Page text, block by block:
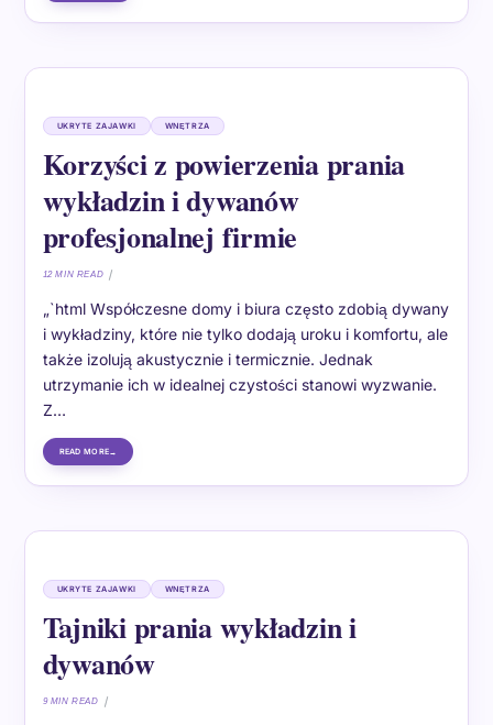
UKRYTE ZAJAWKI WNĘTRZA
Korzyści z powierzenia prania
wykładzin i dywanów
profesjonalnej firmie
12 MIN READ
„`html Współczesne domy i biura często zdobią dywany
i wykładziny, które nie tylko dodają uroku i komfortu, ale
także izolują akustycznie i termicznie. Jednak
utrzymanie ich w idealnej czystości stanowi wyzwanie.
Z…
READ MORE
UKRYTE ZAJAWKI WNĘTRZA
Tajniki prania wykładzin i
dywanów
9 MIN READ